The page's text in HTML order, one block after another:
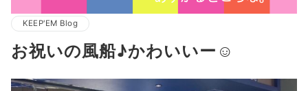
KEEP'EM Blog
お祝いの風船♪かわいいー☺︎